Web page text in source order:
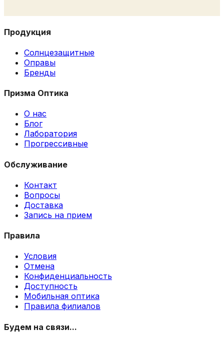
Продукция
Солнцезащитные
Оправы
Бренды
Призма Оптика
О нас
Блог
Лаборатория
Прогрессивные
Обслуживание
Контакт
Вопросы
Доставка
Запись на прием
Правила
Условия
Отмена
Конфиденциальность
Доступность
Мобильная оптика
Правила филиалов
Будем на связи...